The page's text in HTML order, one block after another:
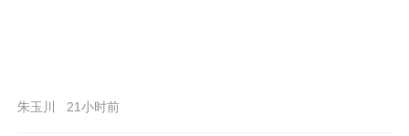
朱玉川 21小时前